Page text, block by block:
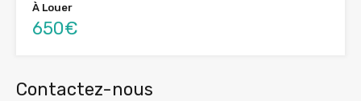
À Louer
650€
Contactez-nous